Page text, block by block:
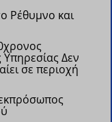
Ρέθυμνο και
ΥπηρεσίαςΔεν
σε περιοχή